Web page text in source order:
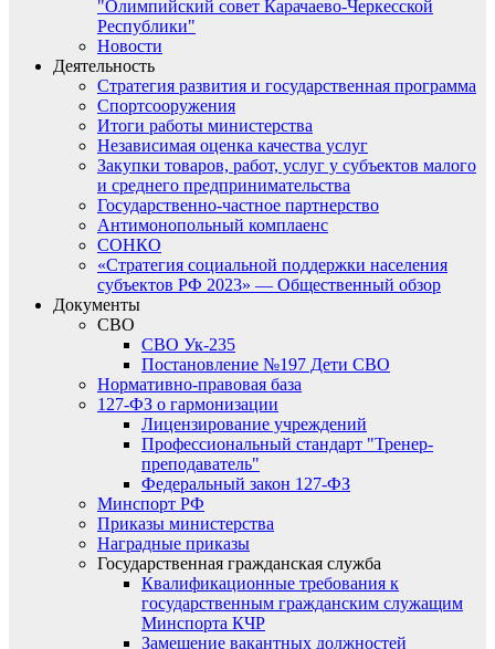
"Олимпийский совет Карачаево-Черкесской
Республики"
Новости
Деятельность
Стратегия развития и государственная программа
Спортсооружения
Итоги работы министерства
Независимая оценка качества услуг
Закупки товаров, работ, услуг у субъектов малого
и среднего предпринимательства
Государственно-частное партнерство
Антимонопольный комплаенс
СОНКО
«Стратегия социальной поддержки населения
субъектов РФ 2023» — Общественный обзор
Документы
СВО
СВО Ук-235
Постановление №197 Дети СВО
Нормативно-правовая база
127-ФЗ о гармонизации
Лицензирование учреждений
Профессиональный стандарт "Тренер-
преподаватель"
Федеральный закон 127-ФЗ
Минспорт РФ
Приказы министерства
Наградные приказы
Государственная гражданская служба
Квалификационные требования к
государственным гражданским служащим
Минспорта КЧР
Замещение вакантных должностей